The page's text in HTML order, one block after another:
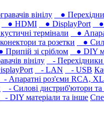
вінілу ●
● HDMI ● DisplayPort ●
термінали ●
та розетки ●
Припій зі сріблом ● DIY
вінілу -
- LAN - USB
- Апаратні роз'єми RCA,
- Силові дистриб'ютори та
- DIY матеріали та інше